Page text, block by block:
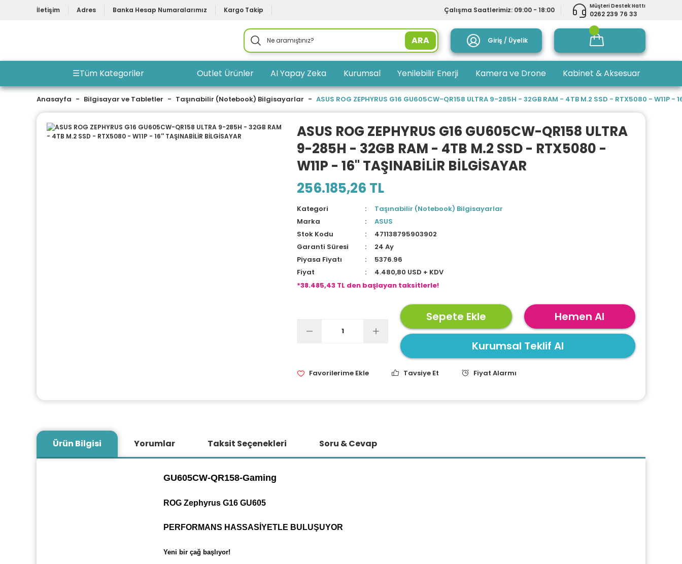
İletişim Adres Banka Hesap Numaralarımız Kargo Takip Çalışma Saatlerimiz: 09:00 - 18:00 Müşteri Destek Hattı
0262 239 76 33
ARA Giriş / Üyelik
☰Tüm Kategoriler Outlet Ürünler AI Yapay Zeka Kurumsal Yenilebilir Enerji Kamera ve Drone Kabinet & Aksesuar
Anasayfa Bilgisayar ve Tabletler Taşınabilir (Notebook) Bilgisayarlar ASUS ROG ZEPHYRUS G16 GU605CW-QR158 ULTRA 9-285H - 32GB RAM - 4TB M.2 SSD - RTX5080 - W11P -
ASUS ROG ZEPHYRUS G16 GU605CW-QR158 ULTRA
9-285H - 32GB RAM - 4TB M.2 SSD - RTX5080 -
W11P - 16'' TAŞINABİLİR BİLGİSAYAR
256.185,26 TL
Kategori
Taşınabilir (Notebook) Bilgisayarlar
Marka
ASUS
Stok Kodu
471138795903902
Garanti Süresi
24 Ay
Piyasa Fiyatı
5376.96
Fiyat
4.480,80 USD + KDV
*38.485,43 TL den başlayan taksitlerle!
Sepete Ekle Hemen Al
Kurumsal Teklif Al
Tavsiye Et Fiyat Alarmı
Ürün Bilgisi Yorumlar Taksit Seçenekleri Soru & Cevap
GU605CW-QR158-Gaming
ROG Zephyrus G16 GU605
PERFORMANS HASSASİYETLE BULUŞUYOR
Yeni bir çağ başlıyor!